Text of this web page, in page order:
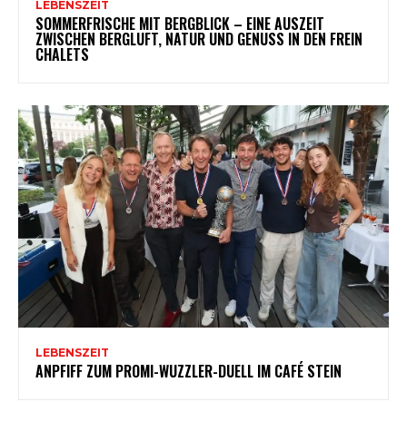
LEBENSZEIT
SOMMERFRISCHE MIT BERGBLICK – EINE AUSZEIT
ZWISCHEN BERGLUFT, NATUR UND GENUSS IN DEN FREIN
CHALETS
LEBENSZEIT
ANPFIFF ZUM PROMI-WUZZLER-DUELL IM CAFÉ STEIN